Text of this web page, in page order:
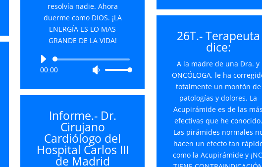
resolvía nadie. Ahora
duerme como DIOS. ¡LA
ENERGÍA ES LO MAS
GRANDE DE LA VIDA!
Reproductor
00:00
Utiliza
flecha
arriba/abajo
para
aumentar
o
Informe.- Dr.
Cirujano
Cardiólogo del
Hospital Carlos III
de Madrid
flecha
26T.- Terapeuta
dice:
A la madre de una Dra. y
ONCÓLOGA, le ha
totalmente un montón de
patologías y dolores. La
Acupirámide es de las más
efectivas que he conocido.
Las pirámides normales
hacen un efecto tan
como la Acupirámide y